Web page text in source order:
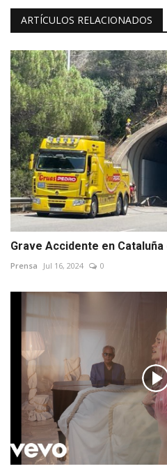
ARTÍCULOS RELACIONADOS
Grave Accidente en
Prensa Jul 16, 2024 0